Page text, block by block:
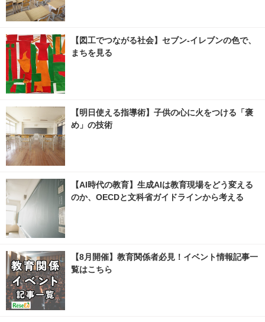
【図工でつながる社会】セブン‐イレブンの色で、
まちを見る
【明日使える指導術】子供の心に火をつける「褒
め」の技術
【AI時代の教育】生成AIは教育現場をどう変える
のか、OECDと文科省ガイドラインから考える
【8月開催】教育関係者必見！イベント情報記事一
覧はこちら